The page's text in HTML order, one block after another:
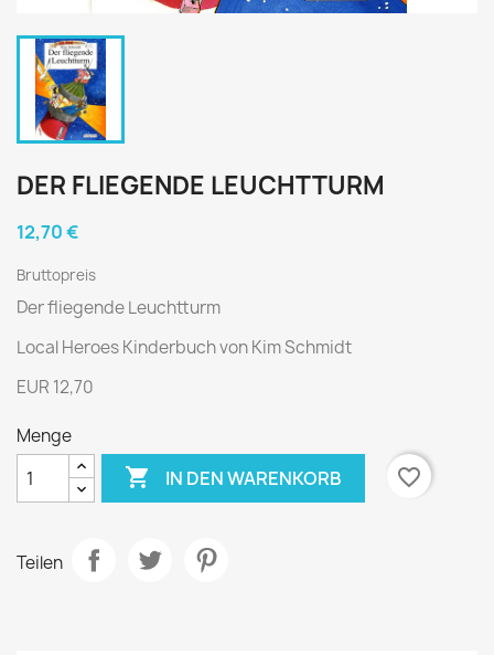
DER FLIEGENDE LEUCHTTURM
12,70 €
Bruttopreis
Der fliegende Leuchtturm
Local Heroes Kinderbuch von Kim Schmidt
EUR 12,70
Menge
 IN DEN WARENKORB favorite_border
Teilen